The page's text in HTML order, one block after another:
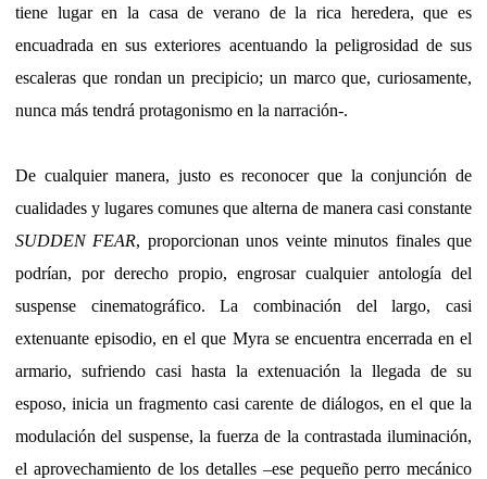
tiene lugar en la casa de verano de la rica heredera, que es
encuadrada en sus exteriores acentuando la peligrosidad de sus
escaleras que rondan un precipicio; un marco que, curiosamente,
nunca más tendrá protagonismo en la narración-.
De cualquier manera, justo es reconocer que la conjunción de
cualidades y lugares comunes que alterna de manera casi constante
SUDDEN FEAR, proporcionan unos veinte minutos finales que
podrían, por derecho propio, engrosar cualquier antología del
suspense cinematográfico. La combinación del largo, casi
extenuante episodio, en el que Myra se encuentra encerrada en el
armario, sufriendo casi hasta la extenuación la llegada de su
esposo, inicia un fragmento casi carente de diálogos, en el que la
modulación del suspense, la fuerza de la contrastada iluminación,
el aprovechamiento de los detalles –ese pequeño perro mecánico